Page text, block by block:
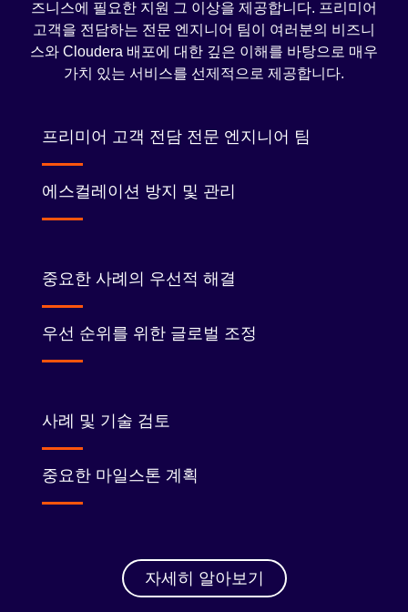
즈니스에 필요한 지원 그 이상을 제공합니다. 프리미어
고객을 전담하는 전문 엔지니어 팀이 여러분의 비즈니
스와 Cloudera 배포에 대한 깊은 이해를 바탕으로 매우
가치 있는 서비스를 선제적으로 제공합니다.
프리미어 고객 전담 전문 엔지니어 팀
에스컬레이션 방지 및 관리
중요한 사례의 우선적 해결
우선 순위를 위한 글로벌 조정
사례 및 기술 검토
중요한 마일스톤 계획
자세히 알아보기